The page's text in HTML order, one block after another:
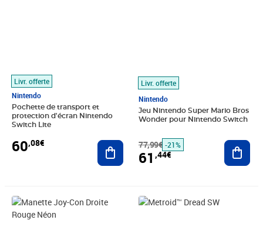
Livr. offerte
Nintendo
Pochette de transport et
protection d'écran Nintendo
Switch Lite
60,08€ Ajouter au panier
Livr. offerte
Nintendo
Jeu Nintendo Super Mario Bros
Wonder pour Nintendo Switch
77,99€ -21%
61 ,44€
Prix 62,33€ Prix 62,35€